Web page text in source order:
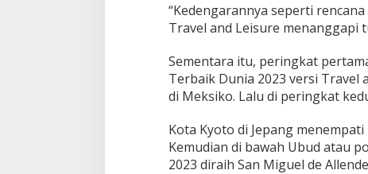
“Kedengarannya seperti
Travel and Leisure menanggapi
Sementara itu, peringkat
Terbaik Dunia 2023 versi Travel
di Meksiko. Lalu di peringkat
Kota Kyoto di Jepang
Kemudian di bawah Ubud atau
2023 diraih San Miguel de